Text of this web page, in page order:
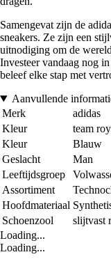
Samengevat zijn de
sneakers. Ze zijn een
uitnodiging om de
Investeer vandaag nog
beleef elke stap met
Aanvullende
Merk
adidas
Kleur
team
Kleur
Blauw
Geslacht
Man
Leeftijdsgroep
Assortiment
Hoofdmateriaal
Schoenzool
slijtvast
Loading...
Loading...